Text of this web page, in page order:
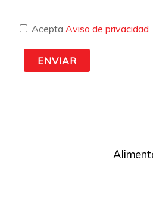
AceptaAviso de privacidad